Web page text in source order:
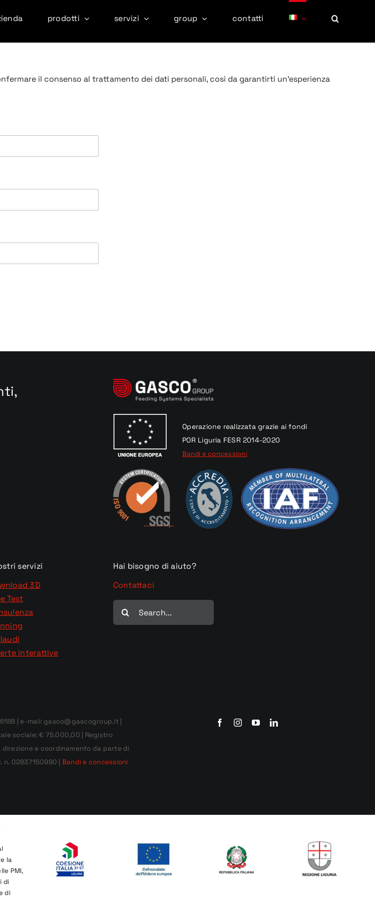
prodotti servizi group contatti
il consenso al trattamento dei dati personali, così da garantirti un'esperienza
Operazione realizzatagrazie ai fondi
POR Liguria FESR 2014-2020
Bandi e concessioni
servizi
3D
Test
interattive
Hai bisogno di aiuto?
Contattaci
| e-mail: gasco@gascogroup.it |
sociale: € 75.000,00 | Registro
direzione e coordinamento da parte di
n. 02837150990 | Bandi e concessioni
la
PMI,
di
di